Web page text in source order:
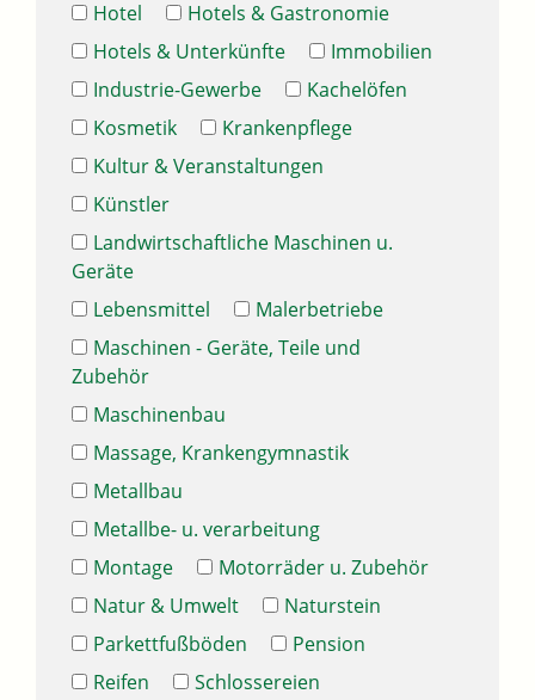
Hotel
Hotels & Gastronomie
Hotels & Unterkünfte
Immobilien
Industrie-Gewerbe
Kachelöfen
Kosmetik
Krankenpflege
Kultur & Veranstaltungen
Künstler
Landwirtschaftliche Maschinen u.
Geräte
Lebensmittel
Malerbetriebe
Maschinen - Geräte, Teile und
Zubehör
Maschinenbau
Massage, Krankengymnastik
Metallbau
Metallbe- u. verarbeitung
Montage
Motorräder u. Zubehör
Natur & Umwelt
Naturstein
Parkettfußböden
Pension
Reifen
Schlossereien